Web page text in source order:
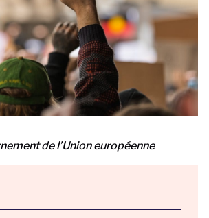
de l’Union européenne